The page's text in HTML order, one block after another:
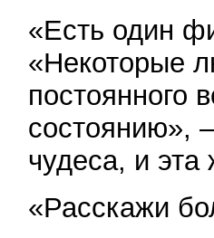
«Есть один
«Некоторые
постоянного
состоянию»,
чудеса, и
«Расскажи